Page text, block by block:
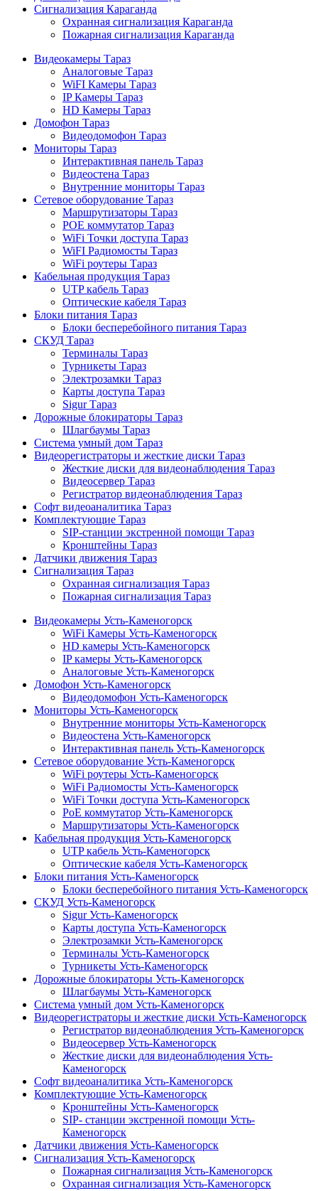
Сигнализация Караганда
Охранная сигнализация Караганда
Пожарная сигнализация Караганда
Видеокамеры Тараз
Аналоговые Тараз
WiFI Камеры Тараз
IP Камеры Тараз
HD Камеры Тараз
Домофон Тараз
Видеодомофон Тараз
Мониторы Тараз
Интерактивная панель Тараз
Видеостена Тараз
Внутренние мониторы Тараз
Сетевое оборудование Тараз
Маршрутизаторы Тараз
POE коммутатор Тараз
WiFi Точки доступа Тараз
WiFI Радиомосты Тараз
WiFi роутеры Тараз
Кабельная продукция Тараз
UTP кабель Тараз
Оптические кабеля Тараз
Блоки питания Тараз
Блоки бесперебойного питания Тараз
СКУД Тараз
Терминалы Тараз
Турникеты Тараз
Электрозамки Тараз
Карты доступа Тараз
Sigur Тараз
Дорожные блокираторы Тараз
Шлагбаумы Тараз
Система умный дом Тараз
Видеорегистраторы и жесткие диски Тараз
Жесткие диски для видеонаблюдения Тараз
Видеосервер Тараз
Регистратор видеонаблюдения Тараз
Софт видеоаналитика Тараз
Комплектующие Тараз
SIP-станции экстренной помощи Тараз
Кронштейны Тараз
Датчики движения Тараз
Сигнализация Тараз
Охранная сигнализация Тараз
Пожарная сигнализация Тараз
Видеокамеры Усть-Каменогорск
WiFi Камеры Усть-Каменогорск
HD камеры Усть-Каменогорск
IP камеры Усть-Каменогорск
Аналоговые Усть-Каменогорск
Домофон Усть-Каменогорск
Видеодомофон Усть-Каменогорск
Мониторы Усть-Каменогорск
Внутренние мониторы Усть-Каменогорск
Видеостена Усть-Каменогорск
Интерактивная панель Усть-Каменогорск
Сетевое оборудование Усть-Каменогорск
WiFi роутеры Усть-Каменогорск
WiFi Радиомосты Усть-Каменогорск
WiFi Точки доступа Усть-Каменогорск
PoE коммутатор Усть-Каменогорск
Маршрутизаторы Усть-Каменогорск
Кабельная продукция Усть-Каменогорск
UTP кабель Усть-Каменогорск
Оптические кабеля Усть-Каменогорск
Блоки питания Усть-Каменогорск
Блоки бесперебойного питания Усть-Каменогорск
СКУД Усть-Каменогорск
Sigur Усть-Каменогорск
Карты доступа Усть-Каменогорск
Электрозамки Усть-Каменогорск
Терминалы Усть-Каменогорск
Турникеты Усть-Каменогорск
Дорожные блокираторы Усть-Каменогорск
Шлагбаумы Усть-Каменогорск
Система умный дом Усть-Каменогорск
Видеорегистраторы и жесткие диски Усть-Каменогорск
Регистратор видеонаблюдения Усть-Каменогорск
Видеосервер Усть-Каменогорск
Жесткие диски для видеонаблюдения Усть-
Каменогорск
Софт видеоаналитика Усть-Каменогорск
Комплектующие Усть-Каменогорск
Кронштейны Усть-Каменогорск
SIP- станции экстренной помощи Усть-
Каменогорск
Датчики движения Усть-Каменогорск
Сигнализация Усть-Каменогорск
Пожарная сигнализация Усть-Каменогорск
Охранная сигнализация Усть-Каменогорск